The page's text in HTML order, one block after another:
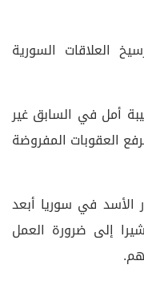
العلاقات السورية
أمل في السابق غير
العقوبات المفروضة
الأسد في سوريا أبعد
إلى ضرورة العمل